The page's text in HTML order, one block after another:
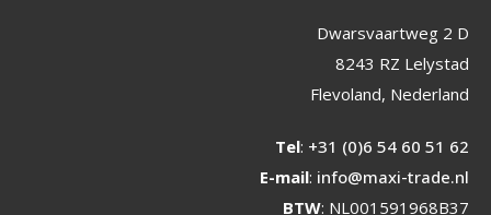
Dwarsvaartweg 2 D
8243 RZ Lelystad
Flevoland, Nederland
Tel: +31 (0)6 54 60 51 62
E-mail: info@maxi-trade.nl
BTW: NL001591968B37